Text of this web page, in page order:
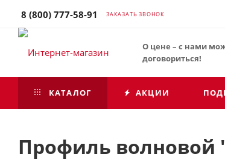
8 (800) 777-58-91 ЗАКАЗАТЬ ЗВОНОК
О цене – с нами
договориться!
КАТАЛОГ АКЦИИ
Профиль волновой